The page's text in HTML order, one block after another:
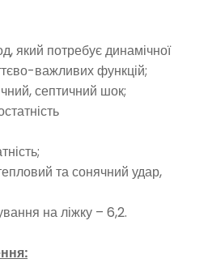
який потребує динамічної
важливих функцій;
септичний шок;
та сонячний удар,
на ліжку – 6,2.